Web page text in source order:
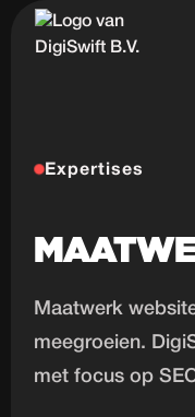
Expertises
Maatwerk
meegroeien.
met focus op